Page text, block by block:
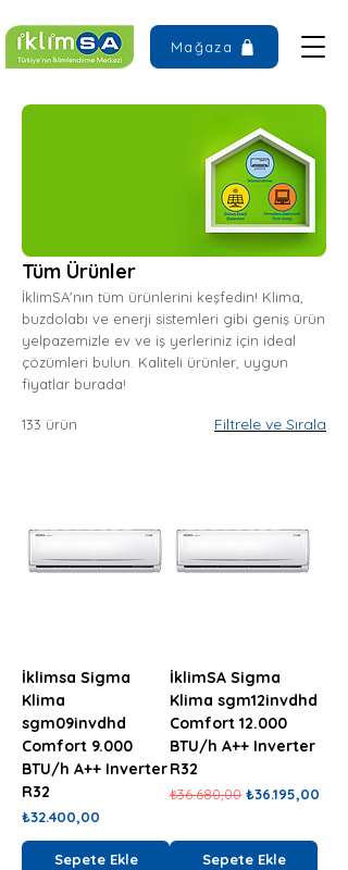
Mağaza
Tüm Ürünler
İklimSA'nın tüm ürünlerini keşfedin! Klima,
buzdolabı ve enerji sistemleri gibi geniş ürün
yelpazemizle ev ve iş yerleriniz için ideal
çözümleri bulun. Kaliteli ürünler, uygun
fiyatlar burada!
133 ürün Filtrele ve Sırala
İklimsa Sigma
Klima
sgm09invdhd
Comfort 9.000
BTU/h A++ Inverter
R32
Fiyat
₺32.400,00
Sepete Ekle
İklimSA Sigma
Klima sgm12invdhd
Comfort 12.000
BTU/h A++ Inverter
R32
Normal Fiyat
₺36.680,00 İndirimli Fiyat
₺36.195,00
Sepete Ekle